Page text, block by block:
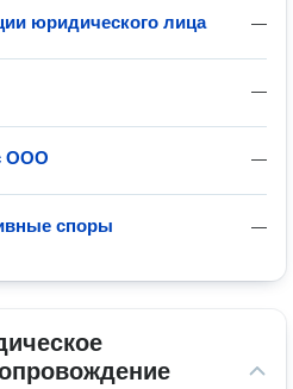
—
юридического лица
—
—
ООО
—
споры